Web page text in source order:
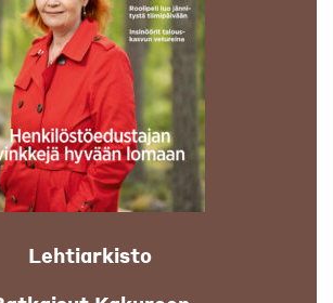
Lehtiarkisto